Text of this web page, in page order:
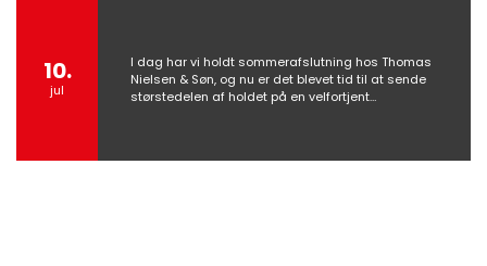
10.
jul
I dag har vi holdt sommerafslutning hos Thomas
Nielsen & Søn, og nu er det blevet tid til at sende
størstedelen af holdet på en velfortjent…